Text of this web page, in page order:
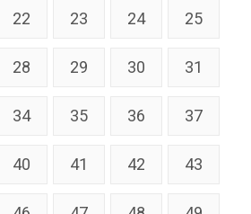
22 23 24 25
28 29 30 31
34 35 36 37
40 41 42 43